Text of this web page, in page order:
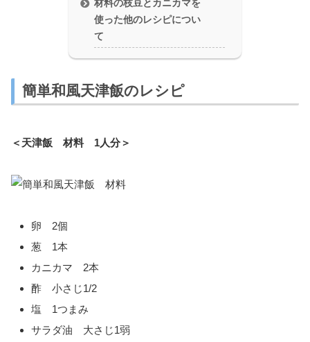
材料の枝豆とカニカマを
使った他のレシピについ
て
簡単和風天津飯のレシピ
＜天津飯 材料 1人分＞
卵 2個
葱 1本
カニカマ 2本
酢 小さじ1/2
塩 1つまみ
サラダ油 大さじ1弱